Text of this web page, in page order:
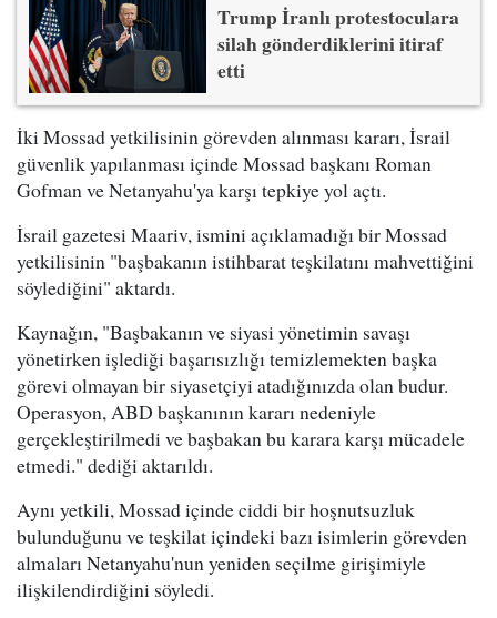
Trump İranlı protestoculara
silah gönderdiklerini itiraf
etti
İki Mossad yetkilisinin görevden alınması kararı, İsrail
güvenlik yapılanması içinde Mossad başkanı Roman
Gofman ve Netanyahu'ya karşı tepkiye yol açtı.
İsrail gazetesi Maariv, ismini açıklamadığı bir Mossad
yetkilisinin "başbakanın istihbarat teşkilatını mahvettiğini
söylediğini" aktardı.
Kaynağın, "Başbakanın ve siyasi yönetimin savaşı
yönetirken işlediği başarısızlığı temizlemekten başka
görevi olmayan bir siyasetçiyi atadığınızda olan budur.
Operasyon, ABD başkanının kararı nedeniyle
gerçekleştirilmedi ve başbakan bu karara karşı mücadele
etmedi." dediği aktarıldı.
Aynı yetkili, Mossad içinde ciddi bir hoşnutsuzluk
bulunduğunu ve teşkilat içindeki bazı isimlerin görevden
almaları Netanyahu'nun yeniden seçilme girişimiyle
ilişkilendirdiğini söyledi.